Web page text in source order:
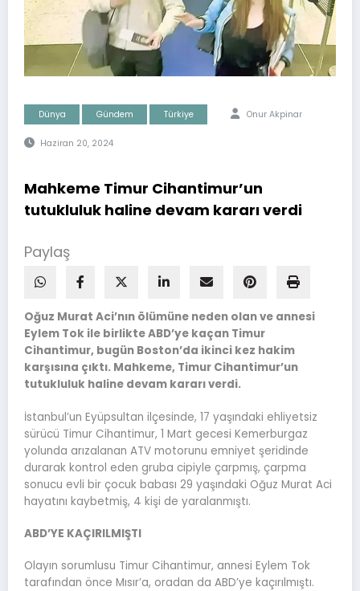
Dünya Gündem Türkiye Onur Akpinar
Haziran 20, 2024
Mahkeme Timur Cihantimur’un
tutukluluk haline devam kararı verdi
Paylaş
Oğuz Murat Aci’nın ölümüne neden olan ve annesi
Eylem Tok ile birlikte ABD’ye kaçan Timur
Cihantimur, bugün Boston’da ikinci kez hakim
karşısına çıktı. Mahkeme, Timur Cihantimur’un
tutukluluk haline devam kararı verdi.
İstanbul’un Eyüpsultan ilçesinde, 17 yaşındaki ehliyetsiz
sürücü Timur Cihantimur, 1 Mart gecesi Kemerburgaz
yolunda arızalanan ATV motorunu emniyet şeridinde
durarak kontrol eden gruba cipiyle çarpmış, çarpma
sonucu evli bir çocuk babası 29 yaşındaki Oğuz Murat Aci
hayatını kaybetmiş, 4 kişi de yaralanmıştı.
ABD’YE KAÇIRILMIŞTI
Olayın sorumlusu Timur Cihantimur, annesi Eylem Tok
tarafından önce Mısır’a, oradan da ABD’ye kaçırılmıştı.